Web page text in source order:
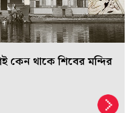
কেন থাকে শিবের মন্দির